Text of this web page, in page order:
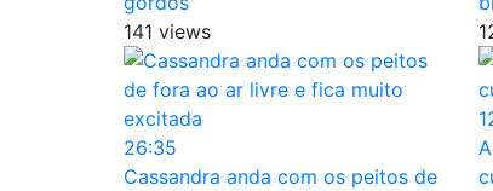
141 views
26:35
Cassandra anda com os peitos de